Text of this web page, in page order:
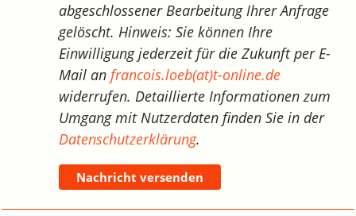
abgeschlossener Bearbeitung Ihrer Anfrage
gelöscht. Hinweis: Sie können Ihre
Einwilligung jederzeit für die Zukunft per E-
Mail anfrancois.loeb(at)t-online.de
widerrufen. Detaillierte Informationen zum
Umgang mit Nutzerdaten finden Sie in der
Datenschutzerklärung.
Nachricht versenden